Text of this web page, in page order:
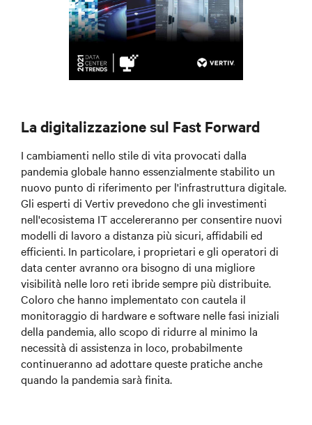
La digitalizzazione sul Fast Forward
I cambiamenti nello stile di vita provocati dalla
pandemia globale hanno essenzialmente stabilito un
nuovo punto di riferimento per l'infrastruttura digitale.
Gli esperti di Vertiv prevedono che gli investimenti
nell'ecosistema IT accelereranno per consentire nuovi
modelli di lavoro a distanza più sicuri, affidabili ed
efficienti. In particolare, i proprietari e gli operatori di
data center avranno ora bisogno di una migliore
visibilità nelle loro reti ibride sempre più distribuite.
Coloro che hanno implementato con cautela il
monitoraggio di hardware e software nelle fasi iniziali
della pandemia, allo scopo di ridurre al minimo la
necessità di assistenza in loco, probabilmente
continueranno ad adottare queste pratiche anche
quando la pandemia sarà finita.